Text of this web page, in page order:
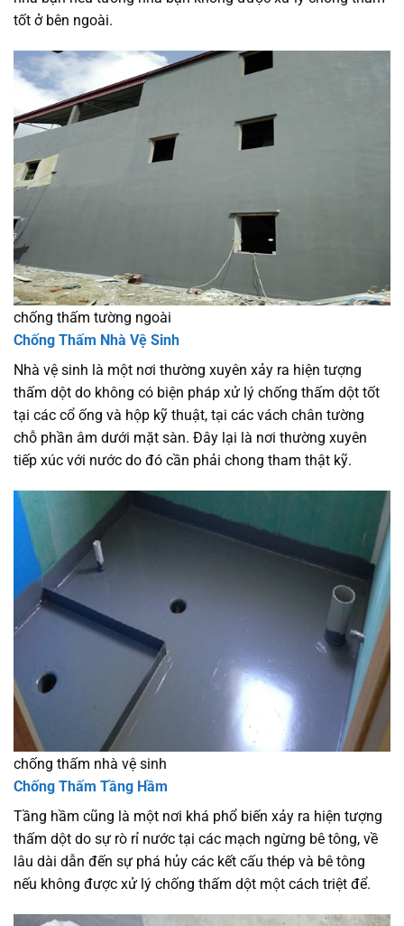
tốt ở bên ngoài.
chống thấm tường ngoài
Chống Thấm Nhà Vệ Sinh
Nhà vệ sinh là một nơi thường xuyên xảy ra hiện tượng
thấm dột do không có biện pháp xử lý chống thấm dột tốt
tại các cổ ống và hộp kỹ thuật, tại các vách chân tường
chỗ phần âm dưới mặt sàn. Đây lại là nơi thường xuyên
tiếp xúc với nước do đó cần phải chong tham thật kỹ.
chống thấm nhà vệ sinh
Chống Thấm Tầng Hầm
Tầng hầm cũng là một nơi khá phổ biến xảy ra hiện tượng
thấm dột do sự rò rỉ nước tại các mạch ngừng bê tông, về
lâu dài dẫn đến sự phá hủy các kết cấu thép và bê tông
nếu không được xử lý chống thấm dột một cách triệt để.